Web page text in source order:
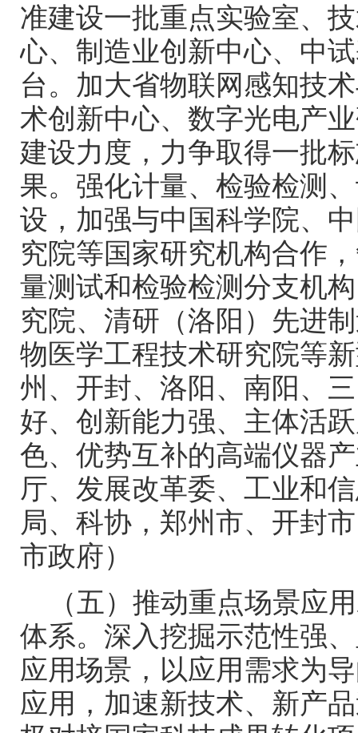
准建设一批重点实验室、
心、制造业创新中心、中
台。加大省物联网感知技
术创新中心、数字光电产
建设力度，力争取得一批
果。强化计量、检验检测
设，加强与中国科学院、
究院等国家研究机构合作
量测试和检验检测分支机
究院、清研（洛阳）先进
物医学工程技术研究院等
州、开封、洛阳、南阳、
好、创新能力强、主体活
色、优势互补的高端仪器
厅、发展改革委、工业和
局、科协，郑州市、开封
市政府）
（五）推动重点场景应
体系。深入挖掘示范性强
应用场景，以应用需求为
应用，加速新技术、新产